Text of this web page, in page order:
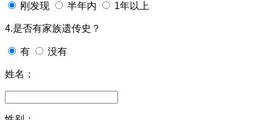
刚发现 半年内 1年以上
4.是否有家族遗传史？
有 没有
姓名：